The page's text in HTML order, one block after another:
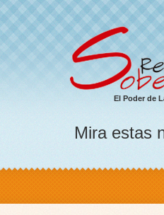
El Poder de
Mira estas